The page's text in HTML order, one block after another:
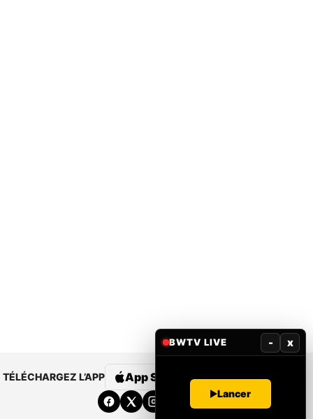
TÉLÉCHARGEZ L’APP App Store Google Play
BWTV LIVE - x
Lancer